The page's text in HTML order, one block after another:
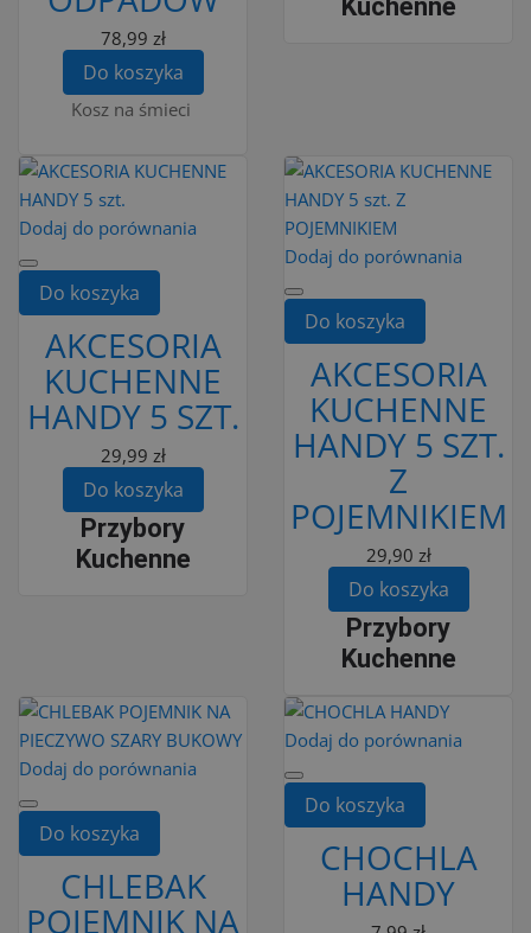
78,99 zł
Do koszyka
Kosz na śmieci
Kuchenne
Dodaj do porównania
Do koszyka
AKCESORIA
KUCHENNE
HANDY 5 SZT.
29,99 zł
Do koszyka
Przybory
Kuchenne
Dodaj do porównania
Do koszyka
AKCESORIA
KUCHENNE
HANDY 5 SZT.
Z
POJEMNIKIEM
29,90 zł
Do koszyka
Przybory
Kuchenne
Dodaj do porównania
Do koszyka
CHLEBAK
POJEMNIK NA
Dodaj do porównania
Do koszyka
CHOCHLA
HANDY